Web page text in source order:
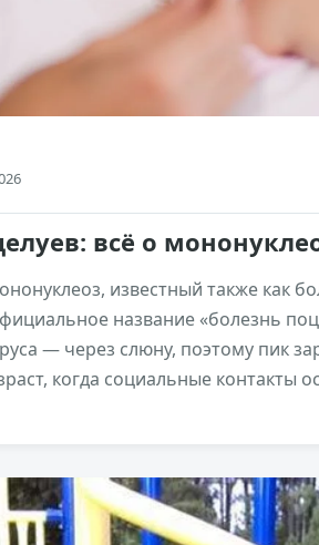
всё о
известный также как
название «болезнь
— через слюну, поэтому пик
когда социальные контакты